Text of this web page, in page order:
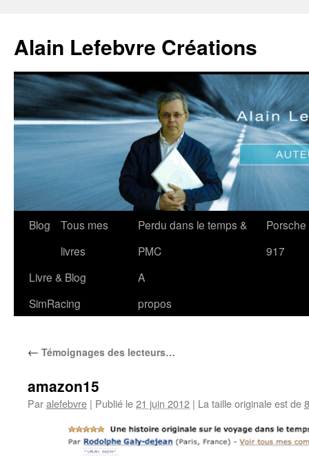
contenu
Alain Lefebvre Créations
Blog
Tous mes
livres
Perdu dans le temps &
PMC
Porsche
917
Livre & Blog
SimRacing
A
propos
← Témoignages des lecteurs…
amazon15
Paralefebvre | Publié le21 juin 2012 | La taille originale est de